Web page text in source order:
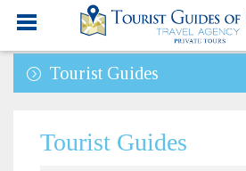
Tourist Guides
Tourist Guides